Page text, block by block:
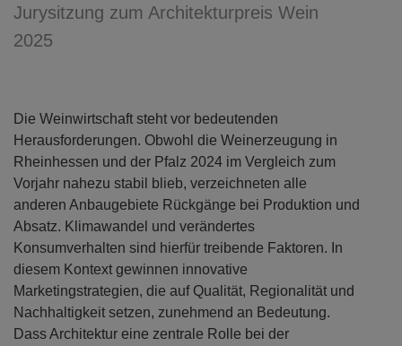
Jurysitzung zum Architekturpreis Wein
2025
Die Weinwirtschaft steht vor bedeutenden
Herausforderungen. Obwohl die Weinerzeugung in
Rheinhessen und der Pfalz 2024 im Vergleich zum
Vorjahr nahezu stabil blieb, verzeichneten alle
anderen Anbaugebiete Rückgänge bei Produktion und
Absatz. Klimawandel und verändertes
Konsumverhalten sind hierfür treibende Faktoren. In
diesem Kontext gewinnen innovative
Marketingstrategien, die auf Qualität, Regionalität und
Nachhaltigkeit setzen, zunehmend an Bedeutung.
Dass Architektur eine zentrale Rolle bei der